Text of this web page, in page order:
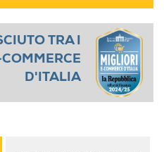
TRA I
D'ITALIA